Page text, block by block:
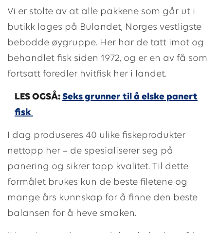
Vi er stolte av at alle pakkene som går ut i
butikk lages på Bulandet, Norges vestligste
bebodde øygruppe. Her har de tatt imot og
behandlet fisk siden 1972, og er en av få som
fortsatt foredler hvitfisk her i landet.
LES OGSÅ: Seks grunner til å elske panert
fisk
I dag produseres 40 ulike fiskeprodukter
nettopp her – de spesialiserer seg på
panering og sikrer topp kvalitet. Til dette
formålet brukes kun de beste filetene og
mange års kunnskap for å finne den beste
balansen for å heve smaken.